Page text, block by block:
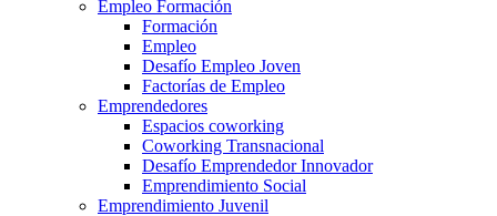
Empleo Formación
Formación
Empleo
Desafío Empleo Joven
Factorías de Empleo
Emprendedores
Espacios coworking
Coworking Transnacional
Desafío Emprendedor Innovador
Emprendimiento Social
Emprendimiento Juvenil